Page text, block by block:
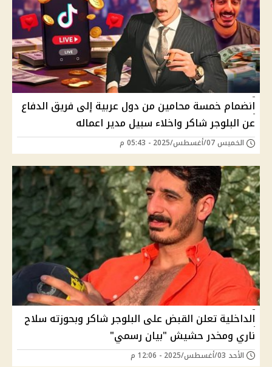
انضمام خمسة محامين من دول عربية إلى فريق الدفاع
عن البلوجر شاكر واخلاء سبيل مدير اعماله
الخميس 07/أغسطس/2025 - 05:43 م
الداخلية تعلن القبض على البلوجر شاكر وبحوزته سلاح
ناري ومخدر حشيش "بيان رسمي"
الأحد 03/أغسطس/2025 - 12:06 م